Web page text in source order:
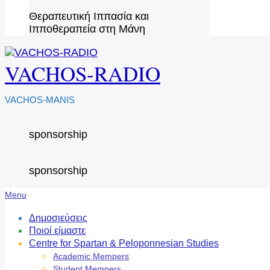
Θεραπευτική Ιππασία και
Ιπποθεραπεία στη Μάνη
VACHOS-RADIO
VACHOS-MANIS
sponsorship
sponsorship
Secondary
Menu
Menu
Δημοσιεύσεις
Ποιοί είμαστε
Centre for Spartan & Peloponnesian Studies
Academic Mempers